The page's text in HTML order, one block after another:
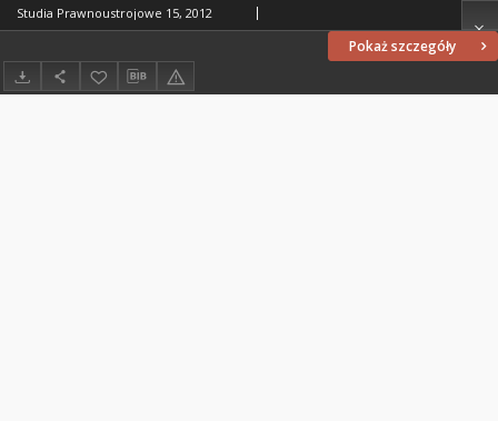
Pokaż szczegóły
Studia Prawnoustrojowe 15, 2012